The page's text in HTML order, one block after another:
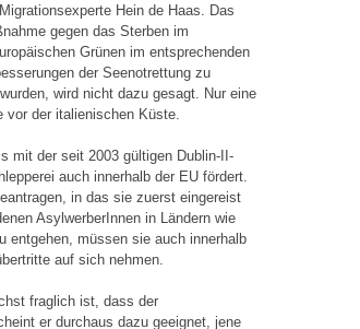
Hein de Haas. Das
gegen das Sterben im
Grünen im entsprechenden
der Seenotrettung zu
wird nicht dazu gesagt. Nur eine
der italienischen Küste.
mit der seit 2003 gültigen Dublin-II-
auch innerhalb der EU fördert.
in das sie zuerst eingereist
AsylwerberInnen in Ländern wie
entgehen, müssen sie auch innerhalb
auf sich nehmen.
fraglich ist, dass der
er durchaus dazu geeignet, jene